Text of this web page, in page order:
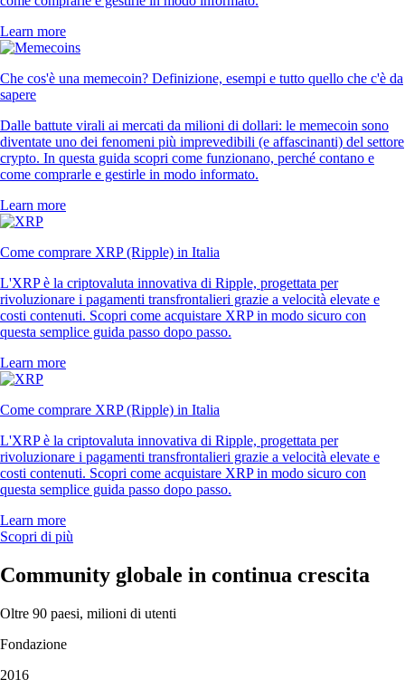
Learn more
Che cos'è una memecoin? Definizione, esempi e tutto quello che c'è da
sapere
Dalle battute virali ai mercati da milioni di dollari: le memecoin sono
diventate uno dei fenomeni più imprevedibili (e affascinanti) del settore
crypto. In questa guida scopri come funzionano, perché contano e
come comprarle e gestirle in modo informato.
Learn more
Come comprare XRP (Ripple) in Italia
L'XRP è la criptovaluta innovativa di Ripple, progettata per
rivoluzionare i pagamenti transfrontalieri grazie a velocità elevate e
costi contenuti. Scopri come acquistare XRP in modo sicuro con
questa semplice guida passo dopo passo.
Learn more
Come comprare XRP (Ripple) in Italia
L'XRP è la criptovaluta innovativa di Ripple, progettata per
rivoluzionare i pagamenti transfrontalieri grazie a velocità elevate e
costi contenuti. Scopri come acquistare XRP in modo sicuro con
questa semplice guida passo dopo passo.
Learn more
Scopri di più
Community globale in continua crescita
Oltre 90 paesi, milioni di utenti
Fondazione
2016